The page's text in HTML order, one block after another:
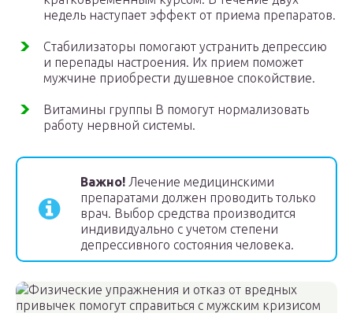
недель наступает эффект от приема препаратов.
Стабилизаторы помогают устранить депрессию
и перепады настроения. Их прием поможет
мужчине приобрести душевное спокойствие.
Витамины группы В помогут нормализовать
работу нервной системы.
Важно! Лечение медицинскими
препаратами должен проводить только
врач. Выбор средства производится
индивидуально с учетом степени
депрессивного состояния человека.